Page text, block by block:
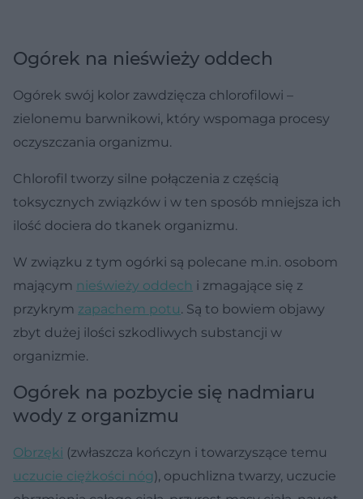
Ogórek na nieświeży oddech
Ogórek swój kolor zawdzięcza chlorofilowi –
zielonemu barwnikowi, który wspomaga procesy
oczyszczania organizmu.
Chlorofil tworzy silne połączenia z częścią
toksycznych związków i w ten sposób mniejsza ich
ilość dociera do tkanek organizmu.
W związku z tym ogórki są polecane m.in. osobom
mającym nieświeży oddech i zmagające się z
przykrym zapachem potu. Są to bowiem objawy
zbyt dużej ilości szkodliwych substancji w
organizmie.
Ogórek na pozbycie się nadmiaru
wody z organizmu
Obrzęki (zwłaszcza kończyn i towarzyszące temu
uczucie ciężkości nóg), opuchlizna twarzy, uczucie